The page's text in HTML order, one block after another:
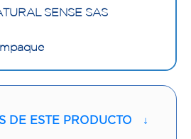
SENSE SAS
DE ESTE PRODUCTO ↓